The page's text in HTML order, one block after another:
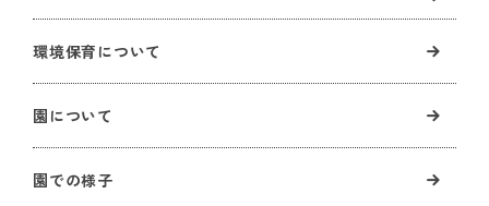
環境保育について
園について
園での様子